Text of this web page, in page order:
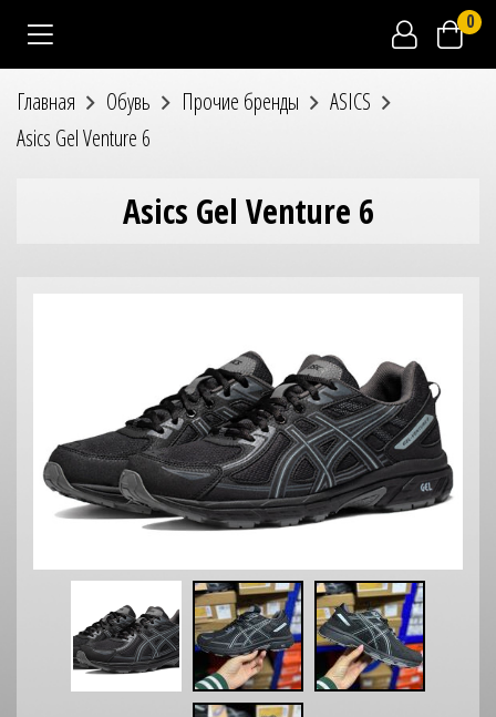
0
Главная Обувь Прочие бренды
ASICS
Asics Gel Venture 6
Asics Gel Venture 6